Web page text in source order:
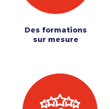
Des formations
sur mesure